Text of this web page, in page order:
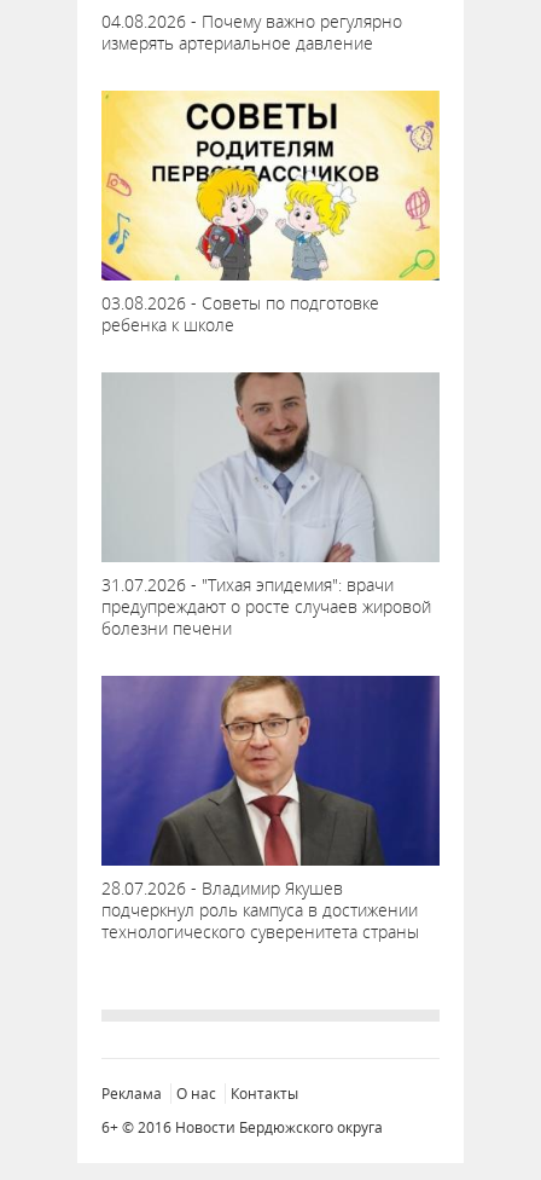
04.08.2026 - Почему важно регулярно
измерять артериальное давление
03.08.2026 - Советы по подготовке
ребенка к школе
31.07.2026 - "Тихая эпидемия": врачи
предупреждают о росте случаев жировой
болезни печени
28.07.2026 - Владимир Якушев
подчеркнул роль кампуса в достижении
технологического суверенитета страны
Реклама О нас
Контакты
6+ © 2016 Новости Бердюжского округа